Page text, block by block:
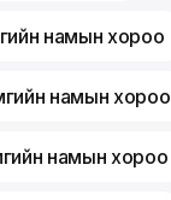
намын хороо
намын хороо
намын хороо